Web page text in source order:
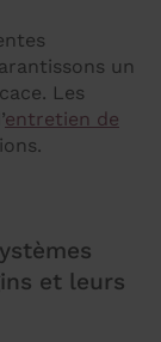
un
Les
entretien de
et leurs